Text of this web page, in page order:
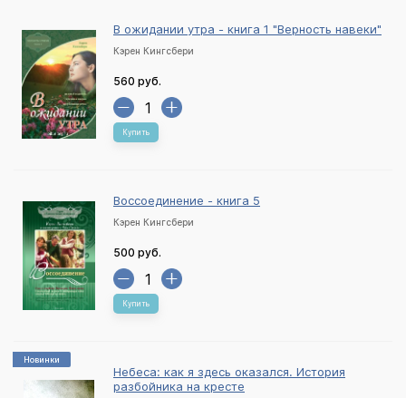
В ожидании утра - книга 1 "Верность навеки"
Кэрен Кингсбери
560 руб.
Купить
Воссоединение - книга 5
Кэрен Кингсбери
500 руб.
Купить
Новинки
Небеса: как я здесь оказался. История
разбойника на кресте